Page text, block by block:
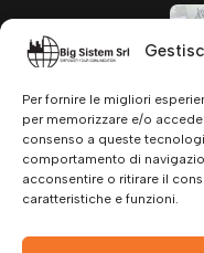
Per fornire le migliori
per memorizzare e/o
consenso a queste
comportamento di
acconsentire o ritirare il
caratteristiche e funzioni.